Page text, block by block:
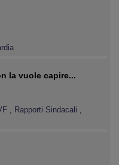
la vuole capire...
, Rapporti Sindacali ,